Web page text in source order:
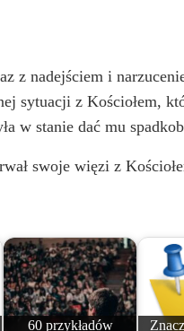
z nadejściem i
sytuacji z Kościołem,
w stanie dać mu
swoje więzi z
60 przykładów